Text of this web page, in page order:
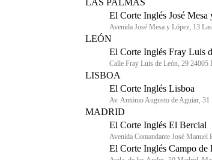
LAS PALMAS
El Corte Inglés José Mesa
Avenida José Mesa y López, 13
LEÓN
El Corte Inglés Fray Luis
Calle Fray Luis de León, 29 24005
LISBOA
El Corte Inglés Lisboa
Av. António Augusto de Aguiar,
MADRID
El Corte Inglés El Bercial
Avenida Comandante José
El Corte Inglés Campo de